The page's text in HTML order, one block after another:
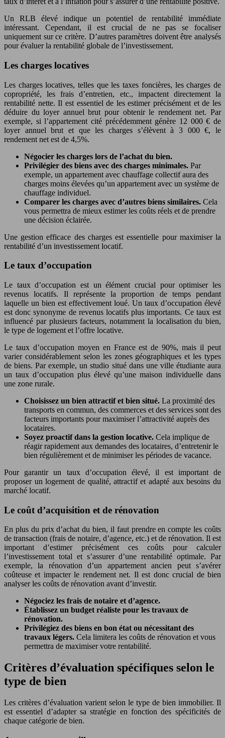
Un RLB élevé indique un potentiel de rentabilité immédiate
intéressant. Cependant, il est crucial de ne pas se focaliser
uniquement sur ce critère. D’autres paramètres doivent être analysés
pour évaluer la rentabilité globale de l’investissement.
Les charges locatives
Les charges locatives, telles que les taxes foncières, les charges de
copropriété, les frais d’entretien, etc., impactent directement la
rentabilité nette. Il est essentiel de les estimer précisément et de les
déduire du loyer annuel brut pour obtenir le rendement net. Par
exemple, si l’appartement cité précédemment génère 12 000 € de
loyer annuel brut et que les charges s’élèvent à 3 000 €, le
rendement net est de 4,5%.
Négocier les charges lors de l’achat du bien.
Privilégier des biens avec des charges minimales. Par
exemple, un appartement avec chauffage collectif aura des
charges moins élevées qu’un appartement avec un système de
chauffage individuel.
Comparer les charges avec d’autres biens similaires. Cela
vous permettra de mieux estimer les coûts réels et de prendre
une décision éclairée.
Une gestion efficace des charges est essentielle pour maximiser la
rentabilité d’un investissement locatif.
Le taux d’occupation
Le taux d’occupation est un élément crucial pour optimiser les
revenus locatifs. Il représente la proportion de temps pendant
laquelle un bien est effectivement loué. Un taux d’occupation élevé
est donc synonyme de revenus locatifs plus importants. Ce taux est
influencé par plusieurs facteurs, notamment la localisation du bien,
le type de logement et l’offre locative.
Le taux d’occupation moyen en France est de 90%, mais il peut
varier considérablement selon les zones géographiques et les types
de biens. Par exemple, un studio situé dans une ville étudiante aura
un taux d’occupation plus élevé qu’une maison individuelle dans
une zone rurale.
Choisissez un bien attractif et bien situé. La proximité des
transports en commun, des commerces et des services sont des
facteurs importants pour maximiser l’attractivité auprès des
locataires.
Soyez proactif dans la gestion locative. Cela implique de
réagir rapidement aux demandes des locataires, d’entretenir le
bien régulièrement et de minimiser les périodes de vacance.
Pour garantir un taux d’occupation élevé, il est important de
proposer un logement de qualité, attractif et adapté aux besoins du
marché locatif.
Le coût d’acquisition et de rénovation
En plus du prix d’achat du bien, il faut prendre en compte les coûts
de transaction (frais de notaire, d’agence, etc.) et de rénovation. Il est
important d’estimer précisément ces coûts pour calculer
l’investissement total et s’assurer d’une rentabilité optimale. Par
exemple, la rénovation d’un appartement ancien peut s’avérer
coûteuse et impacter le rendement net. Il est donc crucial de bien
analyser les coûts de rénovation avant d’investir.
Négociez les frais de notaire et d’agence.
Établissez un budget réaliste pour les travaux de
rénovation.
Privilégiez des biens en bon état ou nécessitant des
travaux légers. Cela limitera les coûts de rénovation et vous
permettra de maximiser votre rentabilité.
Critères d’évaluation spécifiques selon le
type de bien
Les critères d’évaluation varient selon le type de bien immobilier. Il
est essentiel d’adapter sa stratégie en fonction des spécificités de
chaque catégorie de bien.